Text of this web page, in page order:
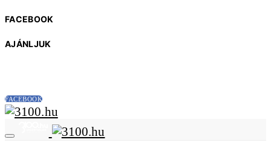
FACEBOOK
AJÁNLJUK
FACEBOOK